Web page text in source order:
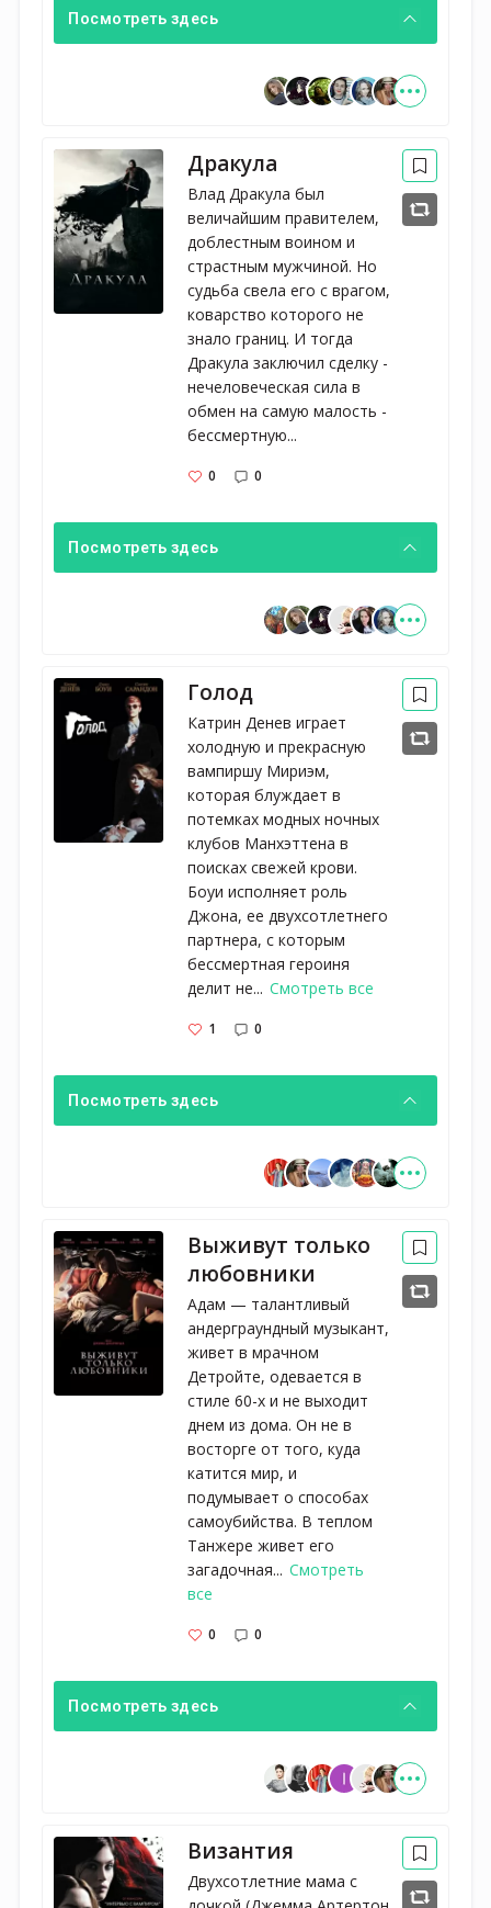
Посмотреть здесь
Дракула
Влад Дракула был
величайшим правителем,
доблестным воином и
страстным мужчиной. Но
судьба свела его с врагом,
коварство которого не
знало границ. И тогда
Дракула заключил сделку -
нечеловеческая сила в
обмен на самую малость -
бессмертную...
0 0
Посмотреть здесь
Голод
Катрин Денев играет
холодную и прекрасную
вампиршу Мириэм,
которая блуждает в
потемках модных ночных
клубов Манхэттена в
поисках свежей крови.
Боуи исполняет роль
Джона, ее двухсотлетнего
партнера, с которым
бессмертная героиня
делит не... Смотреть все
1 0
Посмотреть здесь
Выживут только
любовники
Адам — талантливый
андерграундный музыкант,
живет в мрачном
Детройте, одевается в
стиле 60-х и не выходит
днем из дома. Он не в
восторге от того, куда
катится мир, и
подумывает о способах
самоубийства. В теплом
Танжере живет его
загадочная... Смотреть
все
0 0
Посмотреть здесь
Византия
Двухсотлетние мама с